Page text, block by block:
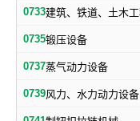
0733
0735锻压设备
0737蒸气动力设备
0739风力、水力动力设备